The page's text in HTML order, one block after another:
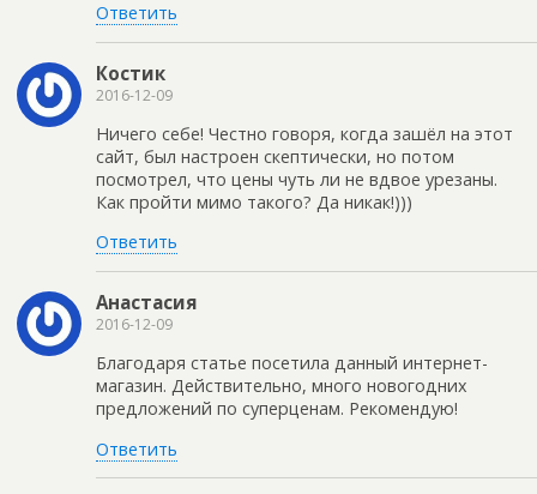
Ответить
Костик
2016-12-09
Ничего себе! Честно говоря, когда зашёл на этот
сайт, был настроен скептически, но потом
посмотрел, что цены чуть ли не вдвое урезаны.
Как пройти мимо такого? Да никак!)))
Ответить
Анастасия
2016-12-09
Благодаря статье посетила данный интернет-
магазин. Действительно, много новогодних
предложений по суперценам. Рекомендую!
Ответить